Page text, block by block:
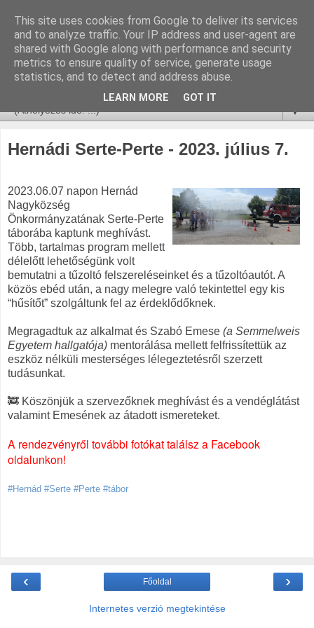
▼
Hernádi Serte-Perte - 2023. július 7.
2023.06.07 napon Hernád
Nagyközség
Önkormányzatának Serte-Perte
táborába kaptunk meghívást.
Több, tartalmas program mellett
délelőtt lehetőségünk volt
bemutatni a tűzoltó felszereléseinket és a tűzoltóautót. A
közös ebéd után, a nagy melegre való tekintettel egy kis
“hűsítőt” szolgáltunk fel az érdeklődőknek.
Megragadtuk az alkalmat és Szabó Emese (a Semmelweis
Egyetem hallgatója) mentorálása mellett felfrissítettük az
eszköz nélküli mesterséges lélegeztetésről szerzett
tudásunkat.
🚒 Köszönjük a szervezőknek meghívást és a vendéglátást
valamint Emesének az átadott ismereteket.
A rendezvényről további fotókat találsz a Facebook
oldalunkon!
#Hernád #Serte #Perte #tábor
‹ ›
Főoldal
Internetes verzió megtekintése
This site uses cookies from Google to deliver its services
and to analyze traffic. Your IP address and user-agent are
shared with Google along with performance and security
metrics to ensure quality of service, generate usage
statistics, and to detect and address abuse.
LEARN MORE GOT IT